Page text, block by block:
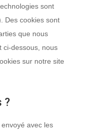
sont
Des cookies sont
que nous
ci-dessous, nous
sur notre site
?
avec les